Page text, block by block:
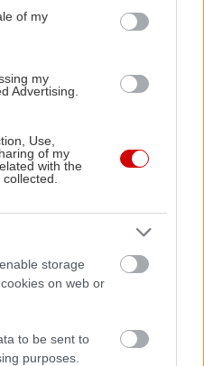
of my
my
Advertising.
Use,
of my
with the
storage
on web or
to be sent to
purposes.
άσε τους